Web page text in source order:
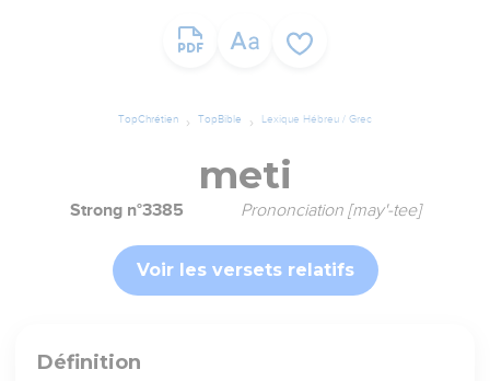
TopChrétien TopBible Lexique Hébreu / Grec
meti
Strong n°3385 Prononciation [may'-tee]
Voir les versets relatifs
Définition